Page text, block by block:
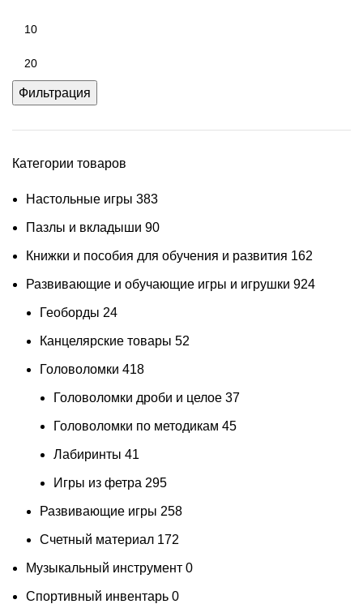
Фильтрация
Категории товаров
Настольные игры 383
Пазлы и вкладыши 90
Книжки и пособия для обучения и развития 162
Развивающие и обучающие игры и игрушки 924
Геоборды 24
Канцелярские товары 52
Головоломки 418
Головоломки дроби и целое 37
Головоломки по методикам 45
Лабиринты 41
Игры из фетра 295
Развивающие игры 258
Счетный материал 172
Музыкальный инструмент 0
Спортивный инвентарь 0